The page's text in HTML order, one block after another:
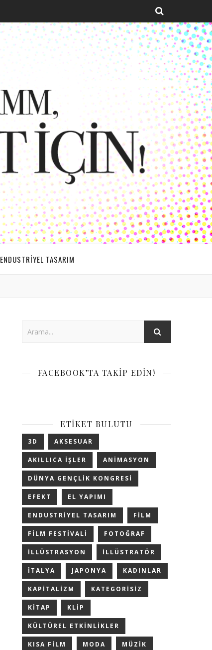
ENDUSTRIYEL TASARIM
FACEBOOK’TA TAKIP EDIN!
ETIKET BULUTU
3D AKSESUAR
AKILLICA IŞLER ANIMASYON
DÜNYA GENÇLIK KONGRESI
EFEKT EL YAPIMI
ENDUSTRIYEL TASARIM FILM
FILM FESTIVALI FOTOĞRAF
ILLÜSTRASYON ILLÜSTRATÖR
ITALYA JAPONYA KADINLAR
KAPITALIZM KATEGORISIZ
KITAP KLIP
KÜLTÜREL ETKINLIKLER
KISA FILM MODA MÜZIK